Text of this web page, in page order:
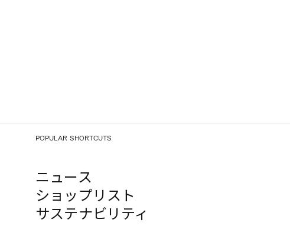
POPULAR SHORTCUTS
ニュース
ショップリスト
サステナビリティ